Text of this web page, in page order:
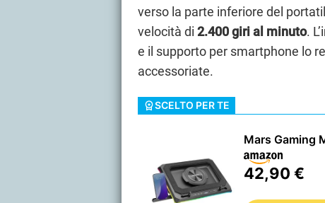
verso la parte inferiore del
velocità di 2.400 giri al minuto.
e il supporto per smartphone lo
accessoriate.
SCELTO PER TE
Mars Gaming
42,90 €